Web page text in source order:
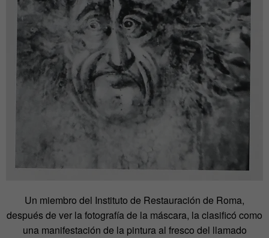
Un miembro del Instituto de Restauración de Roma,
después de ver la fotografía de la máscara, la clasificó como
una manifestación de la pintura al fresco del llamado